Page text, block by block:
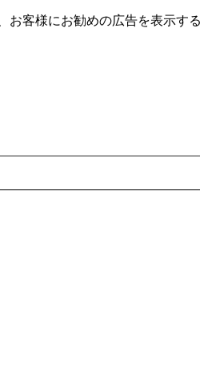
客様にお勧めの広告を表⽰す